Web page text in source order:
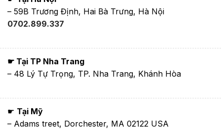
– 59B Trương Định, Hai Bà Trưng, Hà Nội
0702.899.337
☛ Tại TP Nha Trang
– 48 Lý Tự Trọng, TP. Nha Trang, Khánh Hòa
☛ Tại Mỹ
– Adams treet, Dorchester, MA 02122 USA